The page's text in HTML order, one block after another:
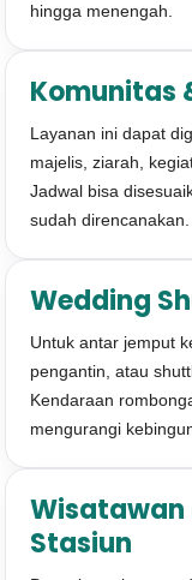
hingga menengah.
Komunitas
Layanan ini dapat
majelis, ziarah,
Jadwal bisa
sudah direncanakan.
Wedding
Untuk antar jemput
pengantin, atau
Kendaraan
mengurangi
Stasiun